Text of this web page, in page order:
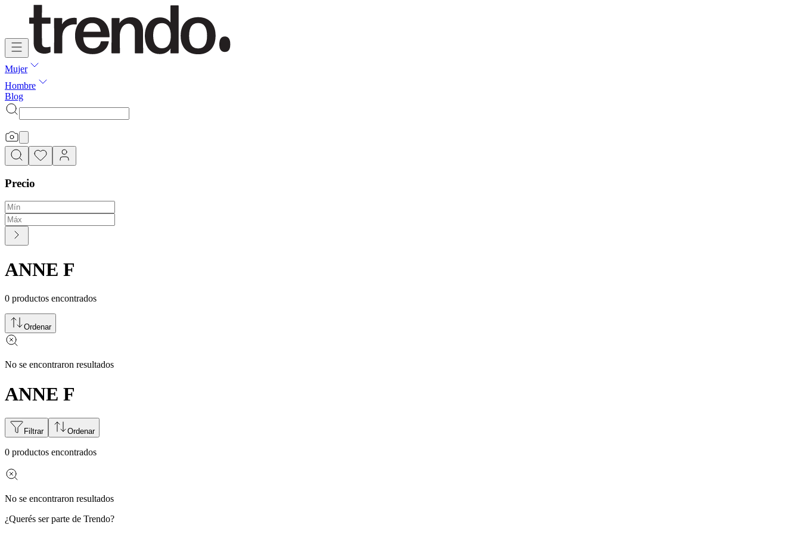
Mujer
Hombre
Blog
Precio
ANNE F
0 productos encontrados
Ordenar
No se encontraron resultados
ANNE F
Filtrar Ordenar
0 productos encontrados
No se encontraron resultados
¿Querés ser parte de Trendo?